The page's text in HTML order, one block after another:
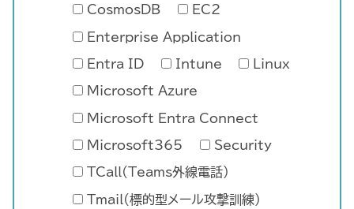
CosmosDB EC2
Enterprise Application
Entra ID Intune Linux
Microsoft Azure
Microsoft Entra Connect
Microsoft365 Security
TCall(Teams外線電話)
Tmail(標的型メール攻撃訓練)